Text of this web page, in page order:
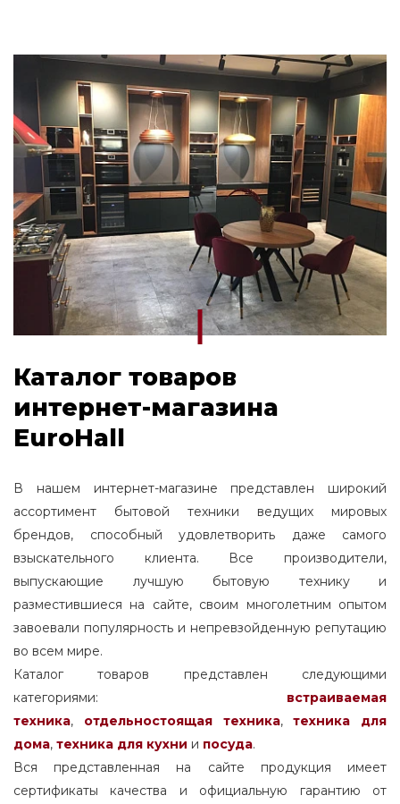
Каталог товаров
интернет-магазина
EuroHall
В нашем интернет-магазине представлен широкий
ассортимент бытовой техники ведущих мировых
брендов, способный удовлетворить даже самого
взыскательного клиента. Все производители,
выпускающие лучшую бытовую технику и
разместившиеся на сайте, своим многолетним опытом
завоевали популярность и непревзойденную репутацию
во всем мире.
Каталог товаров представлен следующими
категориями: встраиваемая
техника, отдельностоящаятехника,
техника для
дома, техника для кухни и посуда.
Вся представленная на сайте продукция имеет
сертификаты качества и официальную гарантию от